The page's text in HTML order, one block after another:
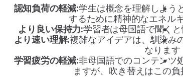
認知負荷の軽減:学生は概念を理解しよう
するために精神的なエネル
より良い保持力:学習者は母国語で聞く
より速い理解:複雑なアイデアは、馴染み
なります
学習疲労の軽減:非母国語でのコンテンツ
ますが、吹き替えはこの